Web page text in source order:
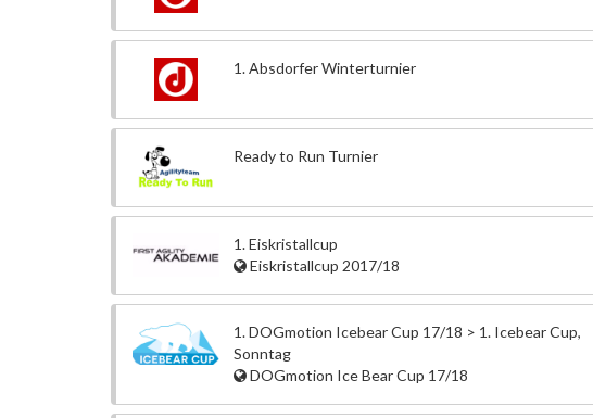
1. Absdorfer Winterturnier
Ready to Run Turnier
1. Eiskristallcup
Eiskristallcup 2017/18
1. DOGmotion Icebear Cup 17/18 > 1. Icebear Cup,
Sonntag
DOGmotion Ice Bear Cup 17/18